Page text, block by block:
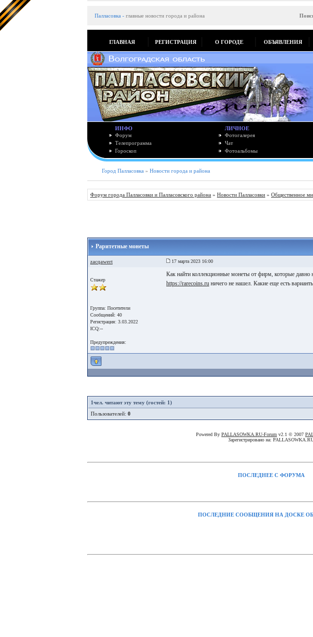
Палласовка - главные новости города и района
ГЛАВНАЯ РЕГИСТРАЦИЯ О ГОРОДЕ ОБЪЯВЛЕНИЯ
ИНФО
Форум
Телепрограмма
Гороскоп
ЛИЧНОЕ
Фотогалерея
Чат
Фотоальбомы
Город Палласовка » Новости города и района
Форум города Палласовки и Палласовского района » Новости Палласовки » Общественное
Раритетные монеты
zacqawert 17 марта 2023 16:00
Стажер
Группа: Посетители
Сообщений: 40
Регистрация: 3.03.2022
ICQ:--
Предупреждения:
Как найти коллекционные монеты от фирм, которые давно
https://rarecoins.ru ничего не нашел. Какие еще есть
1чел. читают эту тему (гостей: 1)
Пользователей: 0
Powered By PALLASOWKA.RU-Forum v2.1 © 2007
Зарегистрировано на:
ПОСЛЕДНЕЕ С ФОРУМА
ПОСЛЕДНИЕ СООБЩЕНИЯ НА ДОСКЕ